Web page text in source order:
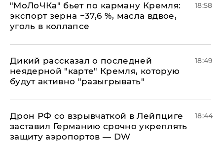
​"МоЛоЧКа" бьет по карману Кремля:
экспорт зерна −37,6 %, масла вдвое,
уголь в коллапсе
18:58
Дикий рассказал о последней
неядерной "карте" Кремля, которую
будут активно "разыгрывать"
18:49
​Дрон РФ со взрывчаткой в Лейпциге
заставил Германию срочно укреплять
защиту аэропортов — DW
18:44